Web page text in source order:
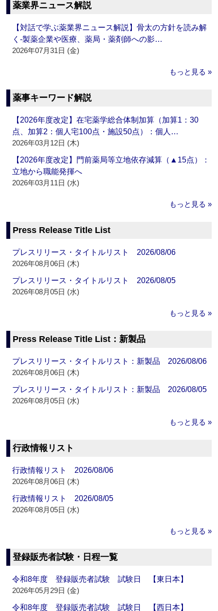
薬業界ニュース解説
【対話で学ぶ薬業界ニュース解説】骨太の方針を読み解
く‐製薬企業や医療、薬局・薬剤師への影…
2026年07月31日 (金)
もっと見る »
薬事キーワード解説
【2026年度改定】在宅薬学総合体制加算（加算1：30
点、加算2：個人宅100点・施設50点）：個人…
2026年03月12日 (木)
【2026年度改定】門前薬局等立地依存減算（▲15点）：
立地から職能発揮へ
2026年03月11日 (水)
もっと見る »
Press Release Title List
プレスリリース・タイトルリスト 2026/08/06
2026年08月06日 (木)
プレスリリース・タイトルリスト 2026/08/05
2026年08月05日 (水)
もっと見る »
Press Release Title List：新製品
プレスリリース・タイトルリスト：新製品 2026/08/06
2026年08月06日 (木)
プレスリリース・タイトルリスト：新製品 2026/08/05
2026年08月05日 (水)
もっと見る »
行政情報リスト
行政情報リスト 2026/08/06
2026年08月06日 (木)
行政情報リスト 2026/08/05
2026年08月05日 (水)
もっと見る »
登録販売者試験・日程一覧
令和8年度 登録販売者試験 試験日 【東日本】
2026年05月29日 (金)
令和8年度 登録販売者試験 試験日 【西日本】